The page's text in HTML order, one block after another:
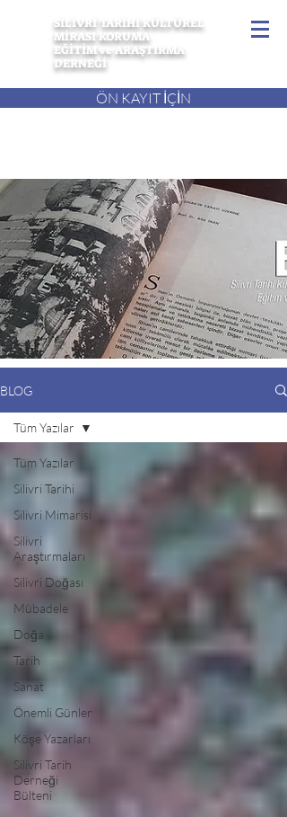
SİLİVRİ TARİHİ KÜLTÜREL
MİRASI KORUMA
EĞİTİM ve ARAŞTIRMA
DERNEĞİ
ÖN KAYIT İÇİN
BLOG
Tüm Yazılar
Silivri Tarihi
Silivri Mimarisi
Silivri
Araştırmaları
Silivri Doğası
Mübadele
Doğa
Tarih
Sanat
Önemli Günler
Köşe Yazarları
Silivri Tarih
Derneği
Bülteni
Tüm Yazılar